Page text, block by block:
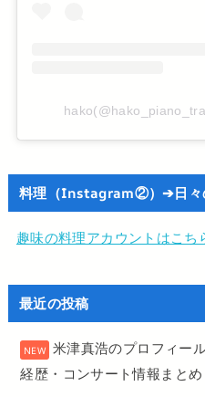
料理（Instagram②）➔日々
趣味の料理アカウントはこ
最近の投稿
米津真浩のプロフィー
経歴・コンサート情報まとめ